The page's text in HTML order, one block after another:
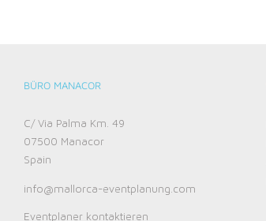
BÜRO MANACOR
C/ Via Palma Km. 49
07500 Manacor
Spain
info@mallorca-eventplanung.com
Eventplaner kontaktieren